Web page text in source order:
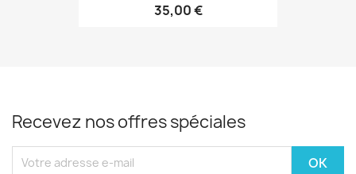
35,00 €
Recevez nos offres spéciales